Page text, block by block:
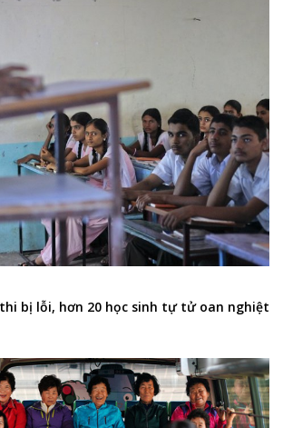
bị lỗi, hơn 20 học sinh tự tử oan nghiệt